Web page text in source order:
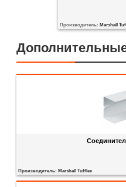
Производитель: Marshall
Производитель: Marshall Tufflex